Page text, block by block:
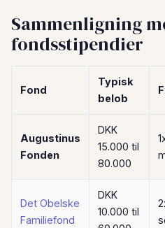
Sammenligning
fondsstipendier
Fond
Typisk
belob
Augustinus
Fonden
DKK
15.000 til
80.000
Det Obelske
Familiefond
DKK
10.000 til